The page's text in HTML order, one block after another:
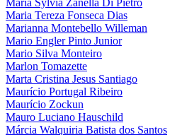
Maria Sylvia Zanella Di Pietro
Maria Tereza Fonseca Dias
Marianna Montebello Willeman
Mario Engler Pinto Junior
Mario Silva Monteiro
Marlon Tomazette
Marta Cristina Jesus Santiago
Maurício Portugal Ribeiro
Maurício Zockun
Mauro Luciano Hauschild
Márcia Walquiria Batista dos Santos